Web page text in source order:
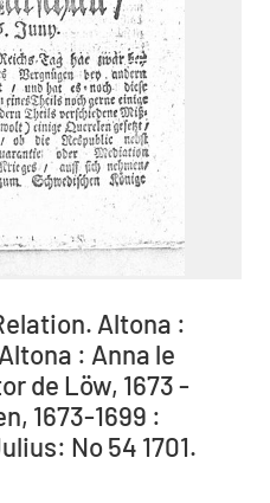
Altona :
: Anna le
de Löw, 1673 -
1673-1699 :
No 54 1701.